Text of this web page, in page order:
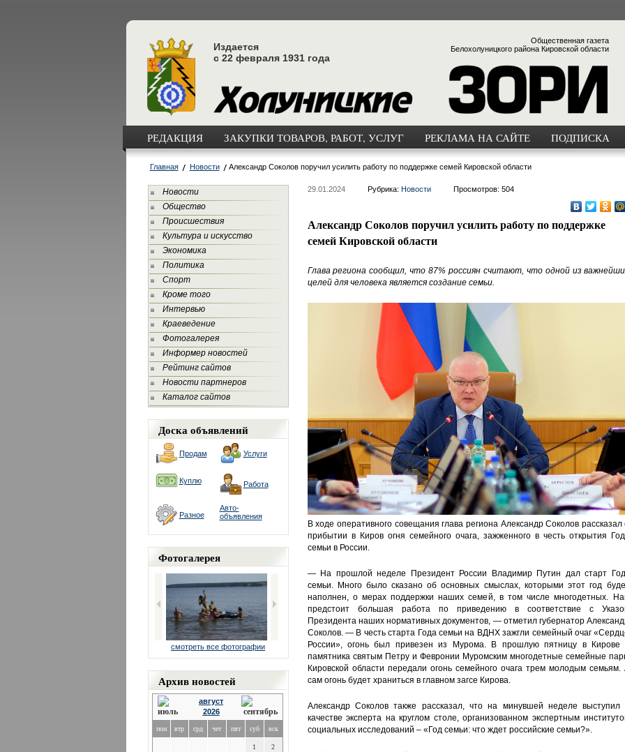
Издается
с 22 февраля 1931 года
Общественная газета
Белохолуницкого района Кировской области
РЕДАКЦИЯ ЗАКУПКИ ТОВАРОВ, РАБОТ, УСЛУГ РЕКЛАМА НА САЙТЕ ПОДПИСКА
Главная Новости Александр Соколов поручил усилить работу по поддержке семей Кировской области
Новости
Общество
Происшествия
Культура и искусство
Экономика
Политика
Спорт
Кроме того
Интервью
Краеведение
Фотогалерея
Информер новостей
Рейтинг сайтов
Новости партнеров
Каталог сайтов
Доска объявлений
Продам Услуги
Куплю Работа
Разное
Авто-
объявления
Фотогалерея
смотреть все фотографии
Архив новостей
август
2026
пон втр срд чет пят суб вск
1 2
29.01.2024 Рубрика: Новости Просмотров: 504
Александр Соколов поручил усилить работу по поддержке
семей Кировской области
Глава региона сообщил, что 87% россиян считают, что одной из
целей для человека является создание семьи.
В ходе оперативного совещания глава региона Александр Соколов рассказал
прибытии в Киров огня семейного очага, зажженного в честь открытия
семьи в России.
— На прошлой неделе Президент России Владимир Путин дал старт
семьи. Много было сказано об основных смыслах, которыми этот год
наполнен, о мерах поддержки наших семей, в том числе многодетных.
предстоит большая работа по приведению в соответствие с
Президента наших нормативных документов, — отметил губернатор
Соколов. — В честь старта Года семьи на ВДНХ зажгли семейный очаг
России», огонь был привезен из Мурома. В прошлую пятницу в Кирове
памятника святым Петру и Февронии Муромским многодетные семейные
Кировской области передали огонь семейного очага трем молодым семьям.
сам огонь будет храниться в главном загсе Кирова.
Александр Соколов также рассказал, что на минувшей неделе выступил
качестве эксперта на круглом столе, организованном экспертным
социальных исследований – «Год семьи: что ждет российские семьи?».